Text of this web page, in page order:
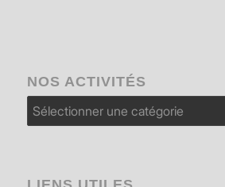
NOS ACTIVITÉS
Nos
activités